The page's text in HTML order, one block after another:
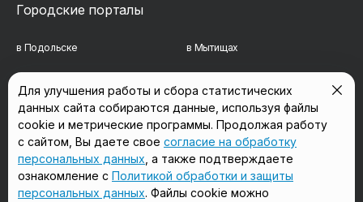
Городские порталы
в Подольске в Мытищах
в Сергиевом Посаде в Люберцах
в Красногорске в Королёве
в Домодедово в Щёлково
Для улучшения работы и сбора статистических
данных сайта собираются данные, используя файлы
cookie и метрические программы. Продолжая работу
с сайтом, Вы даете свое согласие на обработку
персональных данных , а также подтверждаете
ознакомление с Политикой обработки и защиты
персональных данных. Файлы cookie можно